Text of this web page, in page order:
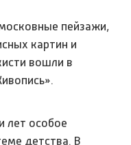
пейзажи,
картин и
вошли в
лет особое
детства. В